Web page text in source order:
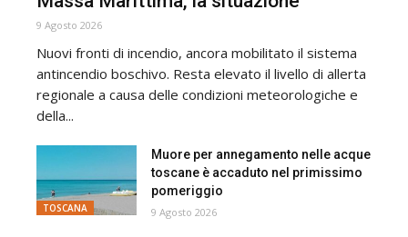
9 Agosto 2026
Nuovi fronti di incendio, ancora mobilitato il sistema
antincendio boschivo. Resta elevato il livello di allerta
regionale a causa delle condizioni meteorologiche e
della...
TOSCANA
Muore per annegamento nelle acque
toscane è accaduto nel primissimo
pomeriggio
9 Agosto 2026